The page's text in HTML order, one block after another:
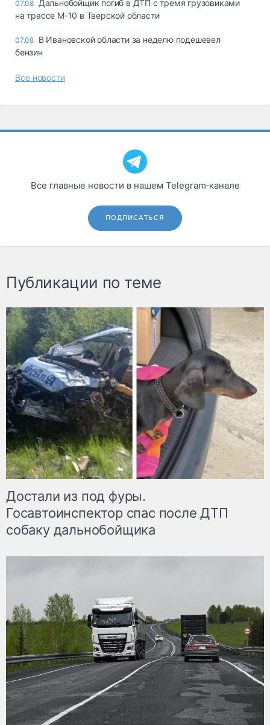
07.08 Дальнобойщик погиб в ДТП с тремя грузовиками
на трассе М-10 в Тверской области
07.08 В Ивановской области за неделю подешевел
бензин
Все новости
Все главные новости в нашем Telegram‑канале
ПОДПИСАТЬСЯ
Публикации по теме
Достали из под фуры.
Госавтоинспектор спас после ДТП
собаку дальнобойщика